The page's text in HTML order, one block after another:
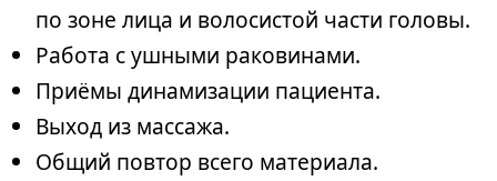
по зоне лица и волосистой части головы.
Работа с ушными раковинами.
Приёмы динамизации пациента.
Выход из массажа.
Общий повтор всего материала.